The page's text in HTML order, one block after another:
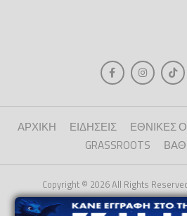
ΑΡΧΙΚΗ ΕΙΔΗΣΕΙΣ ΕΘΝΙΚΕΣ
GRASSROOTS
Copyright © 2026 All Rights